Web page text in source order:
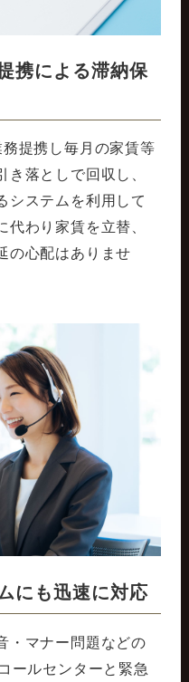
携による滞納保
提携し毎月の家賃等
落としで回収し、
システムを利用して
わり家賃を立替、
の心配はありませ
にも迅速に対応
・マナー問題などの
ールセンターと緊急